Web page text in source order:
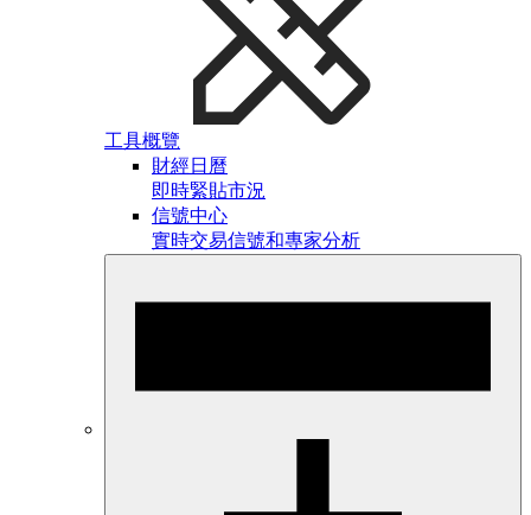
工具概覽
財經日曆
即時緊貼市況
信號中心
實時交易信號和專家分析